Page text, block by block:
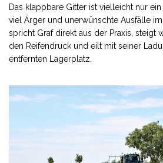
Das klappbare Gitter ist vielleicht nur
viel Ärger und unerwünschte Ausfälle im
spricht Graf direkt aus der Praxis, steigt
den Reifendruck und eilt mit seiner
entfernten Lagerplatz.